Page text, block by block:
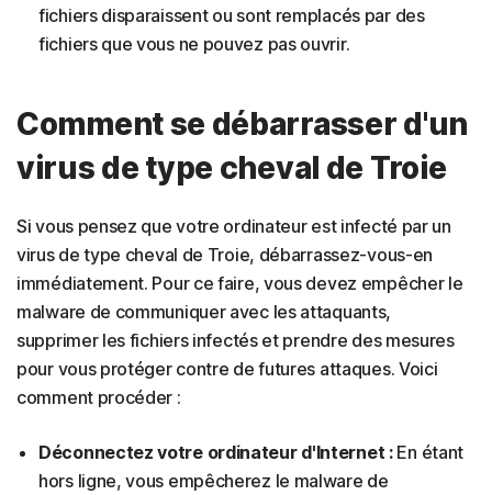
fichiers disparaissent ou sont remplacés par des
fichiers que vous ne pouvez pas ouvrir.
Comment se débarrasser d'un
virus de type cheval de Troie
Si vous pensez que votre ordinateur est infecté par un
virus de type cheval de Troie, débarrassez-vous-en
immédiatement. Pour ce faire, vous devez empêcher le
malware de communiquer avec les attaquants,
supprimer les fichiers infectés et prendre des mesures
pour vous protéger contre de futures attaques. Voici
comment procéder :
Déconnectez votre ordinateur d'Internet :En étant
hors ligne, vous empêcherez le malware de